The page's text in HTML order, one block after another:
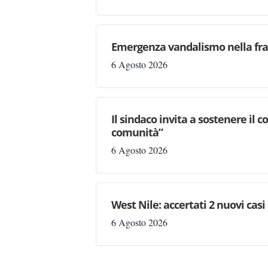
Emergenza vandalismo nella
6 Agosto 2026
Il sindaco invita a sostenere il
comunità”
6 Agosto 2026
West Nile: accertati 2 nuovi
6 Agosto 2026